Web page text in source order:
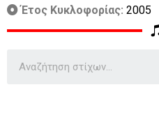
Έτος Κυκλοφορίας: 2005